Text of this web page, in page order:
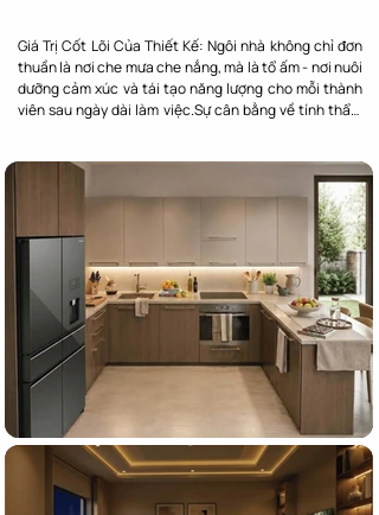
Giá Trị Cốt Lõi Của Thiết Kế: Ngôi nhà không chỉ đơn
thuần là nơi che mưa che nắng, mà là tổ ấm - nơi nuôi
dưỡng cảm xúc và tái tạo năng lượng cho mỗi thành
viên sau ngày dài làm việc.Sự cân bằng về tính thẩm